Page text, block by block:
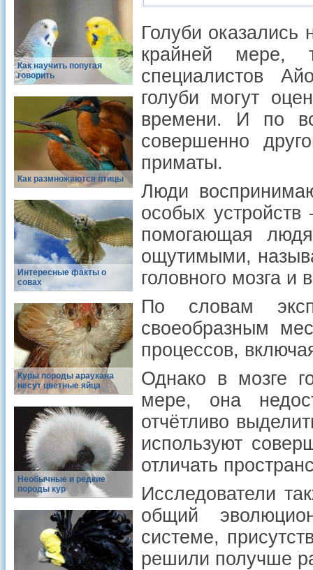
Как научить попугая
говорить
Как размножаются птицы
Интересные факты о
совах
Куры породы араукана
несут цветные яйца
Необычные и редкие
породы кур
Голуби
крайней мере,
специалистов
голуби могут
времени. И по
совершенно
приматы.
Люди
особых
помогающая
ощутимыми,
головного мозга
По словам
своеобразным
процессов,
Однако в мозге
мере, она
отчётливо
используют
отличать
Исследователи
общий
системе,
решили получше